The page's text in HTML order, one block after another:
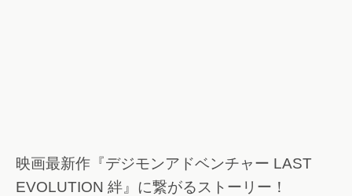
映画最新作『デジモンアドベンチャー LAST
EVOLUTION 絆』に繋がるストーリー！